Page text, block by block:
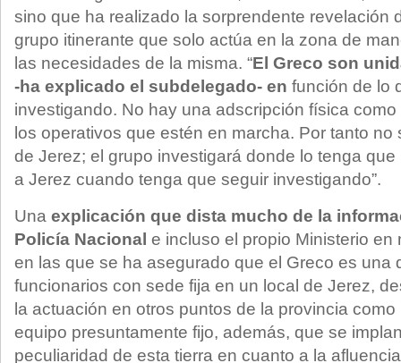
sino que ha realizado la sorprendente revelación
grupo itinerante que solo actúa en la zona de
las necesidades de la misma. “El Greco son
-ha explicado el subdelegado- en función de lo
investigando. No hay una adscripción física
los operativos que estén en marcha. Por tanto
de Jerez; el grupo investigará donde lo tenga
a Jerez cuando tenga que seguir investigando”.
Una explicación que dista mucho de la
Policía Nacional e incluso el propio Ministerio
en las que se ha asegurado que el Greco es una
funcionarios con sede fija en un local de Jerez,
la actuación en otros puntos de la provincia
equipo presuntamente fijo, además, que se
peculiaridad de esta tierra en cuanto a la